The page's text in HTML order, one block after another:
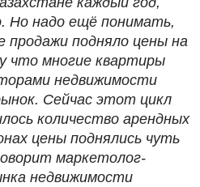
Но надо ещё понимать,
продажи подняло цены на
что многие квартиры
недвижимости
Сейчас этот цикл
количество арендных
цены поднялись чуть
маркетолог-
недвижимости